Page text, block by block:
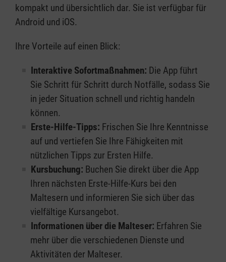
kompakt und übersichtlich dar. Sie ist verfügbar für
Android und iOS.
Ihre Vorteile auf einen Blick:
Interaktive Sofortmaßnahmen: Die App führt
Sie Schritt für Schritt durch Notfälle, sodass Sie
in jeder Situation schnell und richtig handeln
können.
Erste-Hilfe-Tipps: Frischen Sie Ihre Kenntnisse
auf und vertiefen Sie Ihre Fähigkeiten mit
nützlichen Tipps zur Ersten Hilfe.
Kursbuchung: Buchen Sie direkt über die App
Ihren nächsten Erste-Hilfe-Kurs bei den
Maltesern und informieren Sie sich über das
vielfältige Kursangebot.
Informationen über die Malteser: Erfahren Sie
mehr über die verschiedenen Dienste und
Aktivitäten der Malteser.